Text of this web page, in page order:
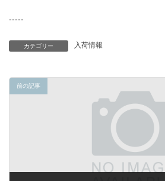
-----
カテゴリー 入荷情報
前の記事